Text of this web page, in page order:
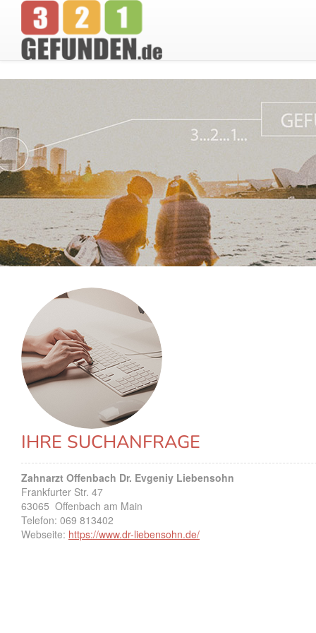
IHRE SUCHANFRAGE
Zahnarzt Offenbach Dr. Evgeniy Liebensohn
Frankfurter Str. 47
63065 Offenbach am Main
Telefon: 069 813402
Webseite: https://www.dr-liebensohn.de/